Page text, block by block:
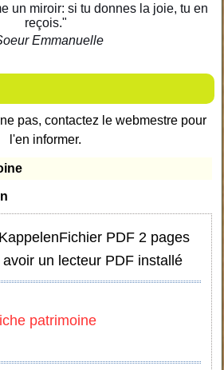
un miroir: si tu donnes la joie, tu en
reçois."
Emmanuelle
pas, contactez le webmestre pour
l'en informer.
Fichier PDF 2 pages
un lecteur PDF installé
patrimoine